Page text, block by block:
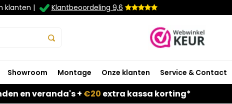
klanten | Klantbeoordeling 9,6
Showroom Montage Onze klanten Service & Contact
en veranda's + €20 extra kassa korting*